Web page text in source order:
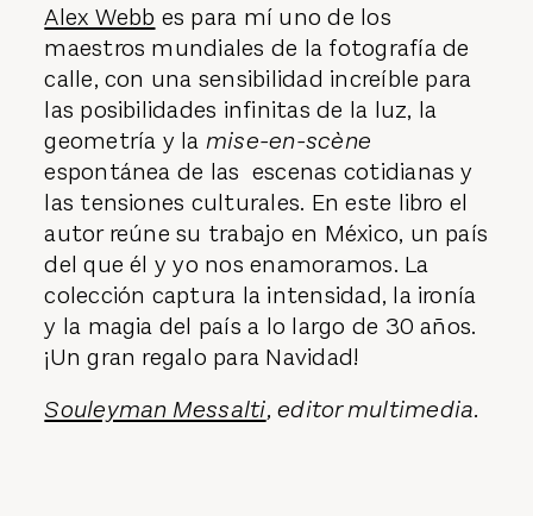
Alex Webb es para mí uno de los
maestros mundiales de la fotografía de
calle, con una sensibilidad increíble para
las posibilidades infinitas de la luz, la
geometría y la mise-en-scène
espontánea de las escenas cotidianas y
las tensiones culturales. En este libro el
autor reúne su trabajo en México, un país
del que él y yo nos enamoramos. La
colección captura la intensidad, la ironía
y la magia del país a lo largo de 30 años.
¡Un gran regalo para Navidad!
Souleyman Messalti, editor multimedia.